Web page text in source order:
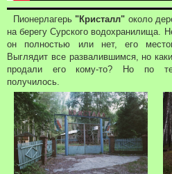
Пионерлагерь"Кристалл" около
на берегу Сурского водохранилища.
он полностью или нет, его
Выглядит все развалившимся, но
продали его кому-то? Но по
получилось.